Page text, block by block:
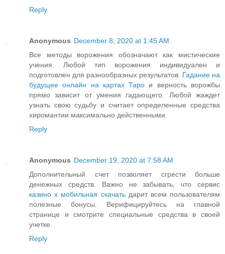
Reply
Anonymous December 8, 2020 at 1:45 AM
Все методы ворожения обозначают как мистические
учения. Любой тип ворожения индивидуален и
подготовлен для разнообразных результатов. Гадание на
будущее онлайн на картах Таро и верность ворожбы
прямо зависит от умения гадающего. Любой жаждет
узнать свою судьбу и считает определенные средства
хиромантии максимально действенными.
Reply
Anonymous December 19, 2020 at 7:58 AM
Дополнительный счет позволяет сгрести больше
денежных средств. Важно не забывать, что сервис
казино х мобильная скачатьдарит всем пользователям
полезные бонусы. Верифицируйтесь на главной
странице и смотрите специальные средства в своей
учетке.
Reply